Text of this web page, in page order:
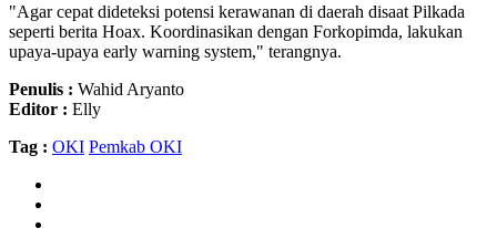
"Agar cepat dideteksi potensi kerawanan di daerah disaat Pilkada
seperti berita Hoax. Koordinasikan dengan Forkopimda, lakukan
upaya-upaya early warning system," terangnya.
Penulis : Wahid Aryanto
Editor : Elly
Tag : OKI Pemkab OKI